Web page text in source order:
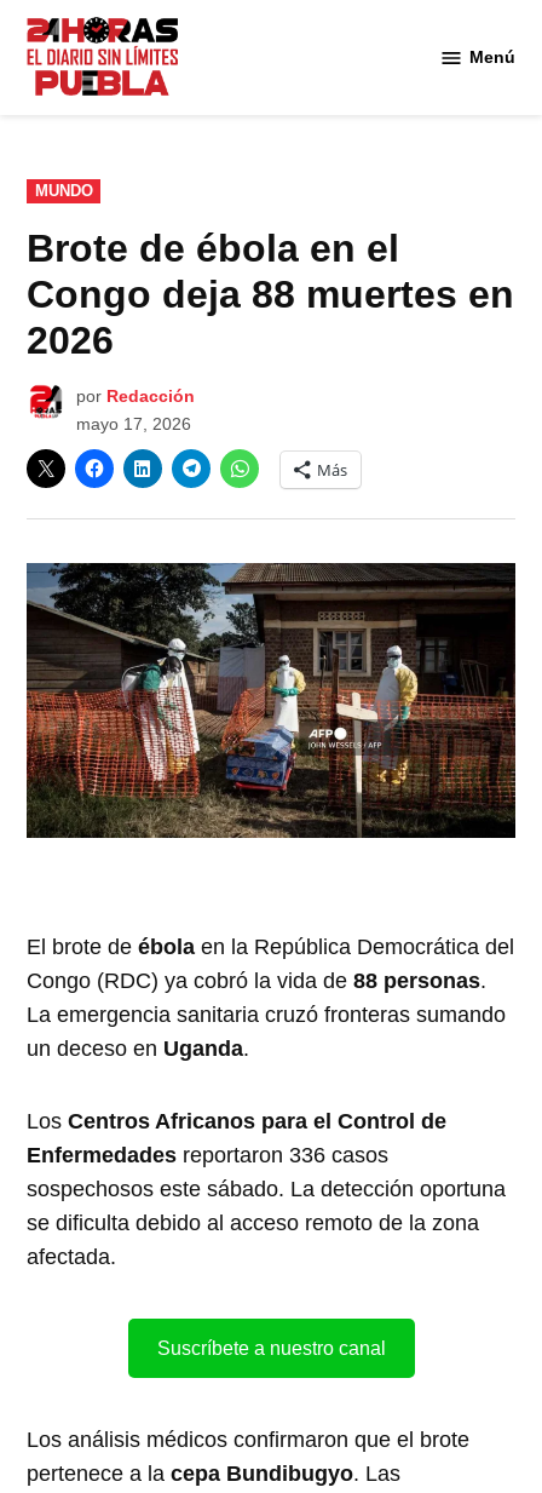
Saltar
contenido
Menú
PUBLICADO
EN
MUNDO
Brote de ébola en el
Congo deja 88 muertes en
2026
por Redacción
mayo 17, 2026
Más
El brote deébola en la República Democrática del
Congo (RDC) ya cobró la vida de88 personas.
La emergencia sanitaria cruzó fronteras sumando
un deceso en Uganda.
LosCentros Africanos para el Control de
Enfermedades reportaron 336 casos
sospechosos este sábado. La detección oportuna
se dificulta debido al acceso remoto de la zona
afectada.
Suscríbete a nuestro canal
Los análisis médicos confirmaron que el brote
pertenece a lacepa Bundibugyo. Las